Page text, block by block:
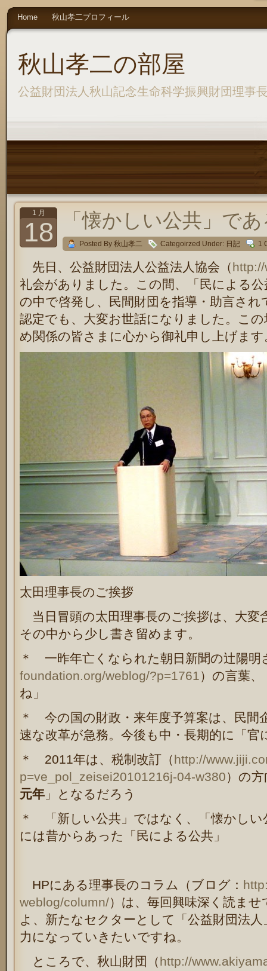
秋山孝二の部屋
公益財団法人秋山記念生命科学振興財団理事
Home 秋山孝二プロフィール
1 月
18 「懐かしい公共」で
Posted By 秋山孝二 Categoirzed Under: 日記 1
先日、公益財団法人公益法人協会（
礼会がありました。この間、「民による
の中で啓発し、民間財団を指導・助言さ
認定でも、大変お世話になりました。こ
め関係の皆さまに心から御礼申し上げます
太田理事長のご挨拶
当日冒頭の太田理事長のご挨拶は、大変
その中から少し書き留めます。
＊ 一昨年亡くなられた朝日新聞の辻陽明
foundation.org/weblog/?p=1761）の言葉
ね」
＊ 今の国の財政・来年度予算案は、民間
速な改革が急務。今後も中・長期的に「
＊ 2011年は、税制改訂（http://
p=ve_pol_zeisei20101216j-04-w380）の
元年 」となるだろう
＊ 「新しい公共」ではなく、「懐かしい
には昔からあった「民による公共」
HPにある理事長のコラム（ブログ：
weblog/column/）は、毎回興味深く読ま
よ、新たなセクターとして「公益財団法
力になっていきたいですね。
ところで、秋山財団（http://